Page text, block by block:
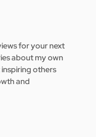
for your next
about my own
others
and